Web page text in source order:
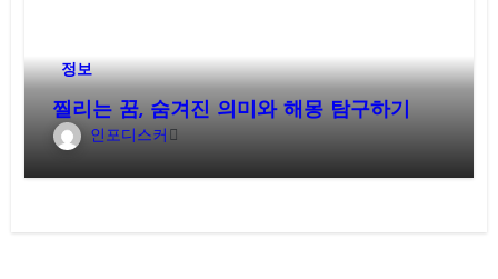
정보
찔리는 꿈, 숨겨진 의미와 해몽 탐구하기
인포디스커